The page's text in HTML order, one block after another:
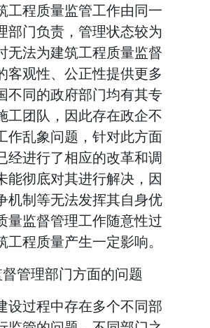
工程质量监管工作由同一
部门负责，管理状态较为
无法为建筑工程质量监督
客观性、公正性提供更多
不同的政府部门均有其专
工团队，因此存在政企不
作乱象问题，针对此方面
经进行了相应的改革和调
能彻底对其进行解决，因
机制等无法发挥其自身优
量监督管理工作随意性过
工程质量产生一定影响。
管理部门方面的问题
设过程中存在多个不同部